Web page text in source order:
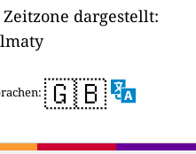
dargestellt:
🇬🇧